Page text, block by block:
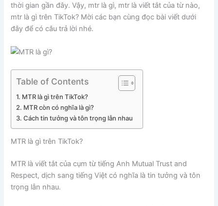
thời gian gần đây. Vậy, mtr là gì, mtr là viết tắt của từ nào,
mtr là gì trên TikTok? Mời các bạn cùng đọc bài viết dưới
đây để có câu trả lời nhé.
Table of Contents
MTR là gì trên TikTok?
MTR còn có nghĩa là gì?
Cách tin tưởng và tôn trọng lẫn nhau
MTR là gì trên TikTok?
MTR là viết tắt của cụm từ tiếng Anh Mutual Trust and
Respect, dịch sang tiếng Việt có nghĩa là tin tưởng và tôn
trọng lẫn nhau.